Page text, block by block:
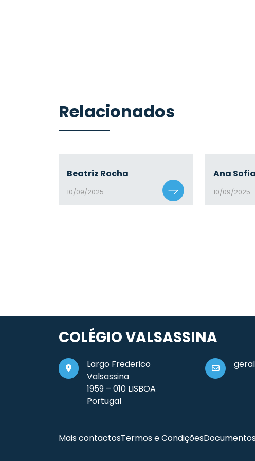
Relacionados
Beatriz Rocha
10/09/2025
Ana Sofia
10/09/2025
COLÉGIO VALSASSINA
Largo Frederico
Valsassina
1959 – 010 LISBOA
Portugal
Mais contactosTermos e Condições